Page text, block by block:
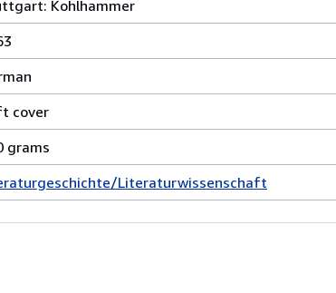
Kohlhammer
cover
grams
Literaturwissenschaft